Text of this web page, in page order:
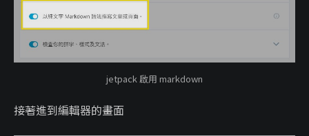
jetpack 啟用 markdown
接著進到編輯器的畫面